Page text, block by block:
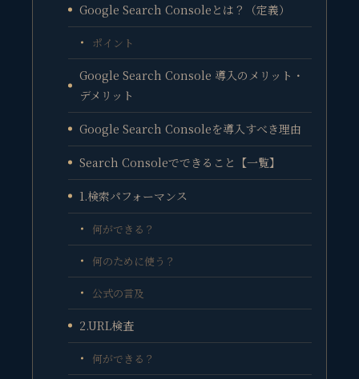
Google Search Consoleとは？（定義）
ポイント
Google Search Console 導入のメリット・
デメリット
Google Search Consoleを導入すべき理由
Search Consoleでできること【一覧】
1.検索パフォーマンス
何ができる？
何のために使う？
公式の言及
2.URL検査
何ができる？